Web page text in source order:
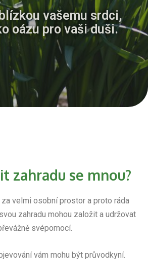
vašemu srdci,
oázu pro vaši duši.
zahradu se mnou?
za velmi osobní prostor a proto ráda
zahradu mohou založit a udržovat
svépomocí.
vám mohu být průvodkyní.